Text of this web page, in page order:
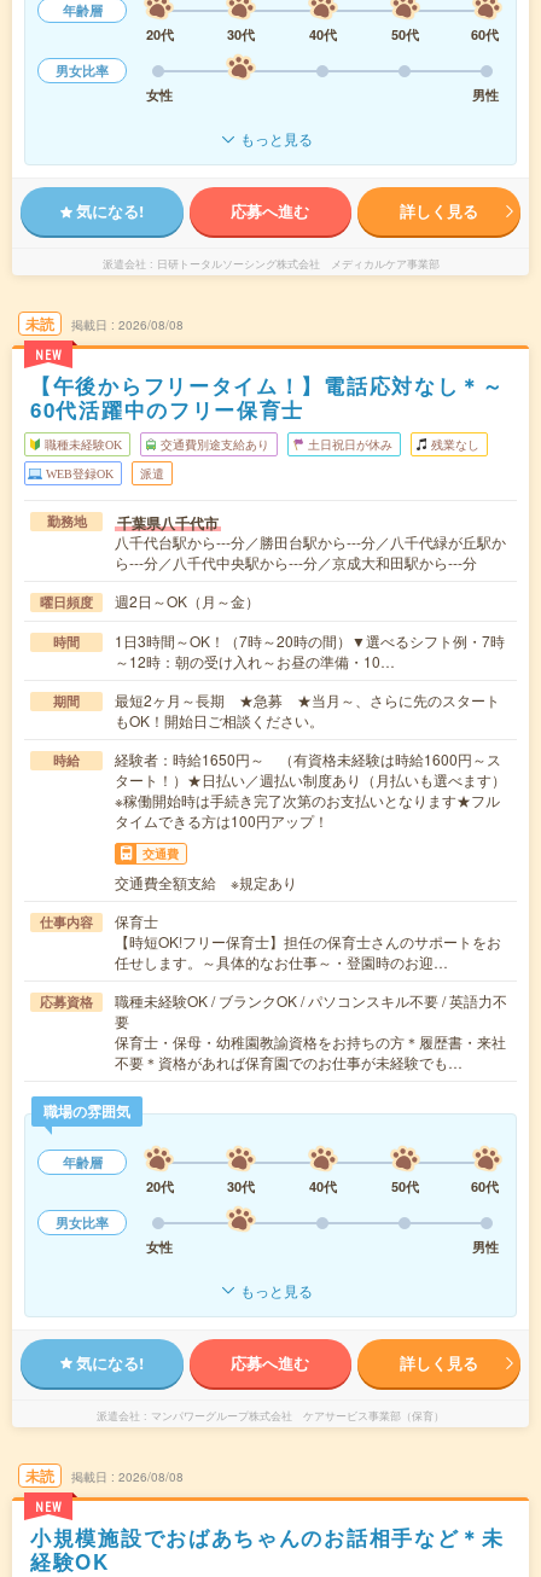
年齢層
20代
30代 40代 50代
60代
男女比率
女性
男性
もっと見る
気になる! 応募へ進む 詳しく見る
派遣会社 日研トータルソーシング株式会社 メディカルケア事業部
未読
NEW
掲載日 2026/08/08
【午後からフリータイム！】電話応対なし＊～
60代活躍中のフリー保育士
職種未経験OK 交通費別途支給あり 土日祝日が休み 残業なし
WEB登録OK 派遣
勤務地 千葉県八千代市
八千代台駅から---分／勝田台駅から---分／八千代緑が丘駅か
ら---分／八千代中央駅から---分／京成大和田駅から---分
曜日頻度 週2日～OK（月～金）
時間
1日3時間～OK！（7時～20時の間）▼選べるシフト例・7時
～12時：朝の受け入れ～お昼の準備・10…
期間
最短2ヶ月～長期 ★急募 ★当月～、さらに先のスタート
もOK！開始日ご相談ください。
時給
経験者：時給1650円～ （有資格未経験は時給1600円～ス
タート！）★日払い／週払い制度あり（月払いも選べます）
※稼働開始時は手続き完了次第のお支払いとなります★フル
タイムできる方は100円アップ！
交通費
交通費全額支給 ※規定あり
仕事内容
保育士
【時短OK!フリー保育士】担任の保育士さんのサポートをお
任せします。～具体的なお仕事～・登園時のお迎…
応募資格
職種未経験OK / ブランクOK / パソコンスキル不要 / 英語力不
要
保育士・保母・幼稚園教諭資格をお持ちの方＊履歴書・来社
不要＊資格があれば保育園でのお仕事が未経験でも…
職場の雰囲気
年齢層
20代
30代 40代 50代
60代
男女比率
女性
男性
もっと見る
気になる! 応募へ進む 詳しく見る
派遣会社 マンパワーグループ株式会社 ケアサービス事業部（保育）
未読
NEW
掲載日 2026/08/08
小規模施設でおばあちゃんのお話相手など＊未
経験OK